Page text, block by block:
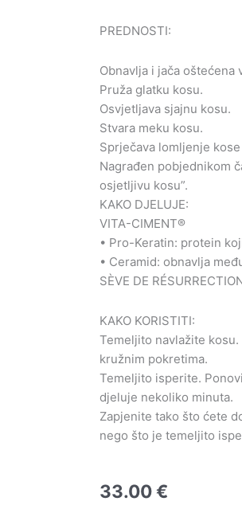
PREDNOSTI:
Obnavlja i jača oštećena
Pruža glatku kosu.
Osvjetljava sjajnu kosu.
Stvara meku kosu.
Sprječava lomljenje
Nagrađen pobjednikom
osjetljivu kosu”.
KAKO DJELUJE:
VITA-CIMENT®
• Pro-Keratin: protein
• Ceramid: obnavlja
SÈVE DE
KAKO KORISTITI:
Temeljito navlažite
kružnim pokretima.
Temeljito isperite.
djeluje nekoliko minuta.
Zapjenite tako što ćete
nego što je temeljito
33.00€